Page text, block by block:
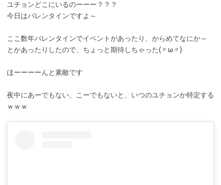
ユチョンどこにいるのーーー？？？
今日はバレンタインですよ～
ここ数年バレンタインでイベントがあったり、からめてなにか～
とかあったりしたので、ちょっと期待しちゃった(〃ω〃)
ほーーーーんと素敵です
夜中にあーでもない、こーでもないと、いつのユチョンか特定する
ｗｗｗ